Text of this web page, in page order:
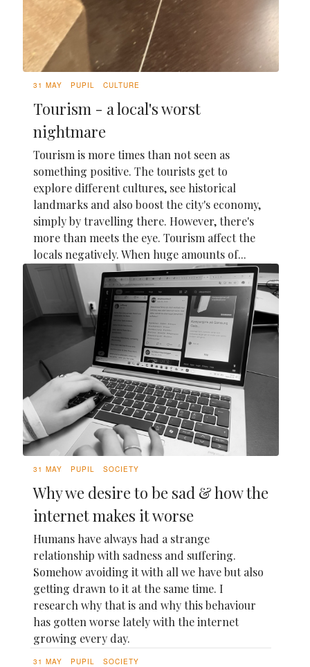
31 MAY PUPIL CULTURE
Tourism - a local's worst
nightmare
Tourism is more times than not seen as
something positive. The tourists get to
explore different cultures, see historical
landmarks and also boost the city's economy,
simply by travelling there. However, there's
more than meets the eye. Tourism affect the
locals negatively. When huge amounts of...
31 MAY PUPIL SOCIETY
Why we desire to be sad & how the
internet makes it worse
Humans have always had a strange
relationship with sadness and suffering.
Somehow avoiding it with all we have but also
getting drawn to it at the same time. I
research why that is and why this behaviour
has gotten worse lately with the internet
growing every day.
31 MAY PUPIL SOCIETY